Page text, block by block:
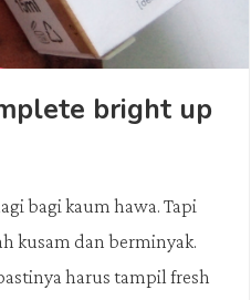
bright up
bagi kaum hawa. Tapi
kusam dan berminyak.
harus tampil fresh